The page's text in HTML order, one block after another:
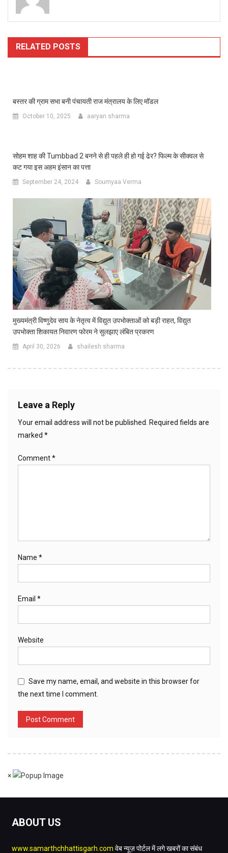
RELATED POSTS
बस्तर की ग्राम सभा बनी पंचायती राज मंत्रालय के लिए मॉडल
October 10, 2025 aaryan sharma
सोहम शाह की Tumbbad 2 बनने से ही पहले ही हो गई ढेर? फिल्म के सीक्वल से
कट गया इस अहम इंसान का पत्ता
September 24, 2024 Soumyaa Verma
मुख्यमंत्री विष्णुदेव साय के नेतृत्व में विद्युत उपभोक्ताओं को बड़ी राहत, विद्युत
उपभोक्ता शिकायत निवारण फोरम ने सुलझाए लंबित प्रकरण
April 30, 2026 shailesh sharma
Leave a Reply
Your email address will not be published.
Required fields are
marked *
Comment*
Name *
Email *
Website
Save my name, email, and website in this browser for
the next time I comment.
×
ABOUT US
www.samarthchhattisgarh.com वेब न्यूज़ पोर्टल में लगे खबरों का संबंध